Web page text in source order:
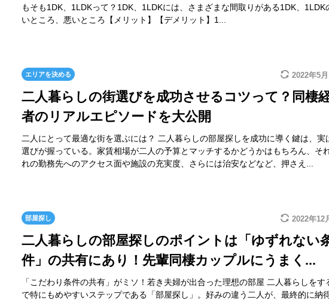
もそも1DK、1LDKって？1DK、1LDKには、さまざまな間取りがある1DK、1LDK
いところ、悪いところ【メリット】【デメリット】1...
エリアを決める 2022年5月
二人暮らしの街選びを成功させるコツって？同棲
者のリアルエピソードを大公開
二人にとって最適な街を選ぶには？ 二人暮らしの部屋探しを成功に導く鍵は、実
選びが握っている。家賃相場が二人の予算とマッチするかどうかはもちろん、そ
れの勤務先へのアクセス面や施設の充実度、さらには治安などなど、押さえ...
部屋探し 2022年12
二人暮らしの部屋探しのポイントは「ゆずれない
件」の共有にあり！先輩同棲カップルにうまく...
「こだわり条件の共有」がミソ！若き夫婦が出合った理想の部屋 二人暮らしをす
で特にもめやすいステップである「部屋探し」。好みの違う二人が、最終的に納